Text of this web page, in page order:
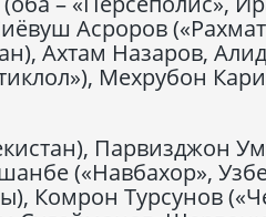
Асроров
Ахтам Назаров,
Мехрубон
Парвизджон
(«Навбахор»,
Комрон Турсунов